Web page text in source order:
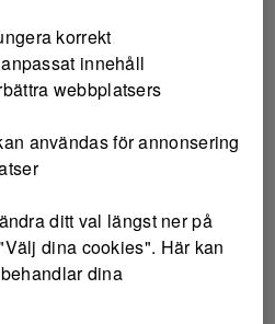
korrekt
innehåll
webbplatsers
användas för annonsering
ditt val längst ner på
dina cookies". Här kan
dina